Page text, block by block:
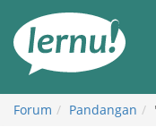
daftar
Forum Pandangan